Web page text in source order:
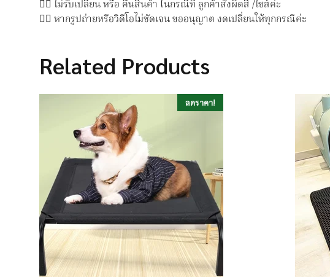
👉🏻 ไม่รับเปลี่ยน หรือ คืนสินค้า ในกรณีที่ ลูกค้าสั่งผิดสี /ไซส์ค่ะ
👉🏻 หากรูปถ่ายหรือวิดีโอไม่ชัดเจน ขออนุญาต งดเปลี่ยนให้ทุกกรณีค่ะ
Related Products
ลดราคา!